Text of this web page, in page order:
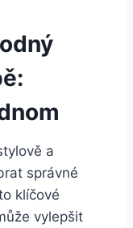
a
správné
‍klíčové
vylepšit